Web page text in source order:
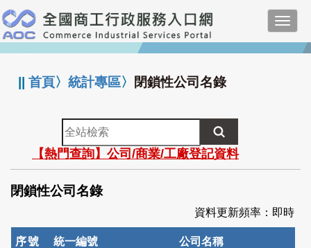
跳
到
主
要
:::
||首頁〉統計專區〉 閉鎖性公司名錄
全
站
檢
索
【熱門查詢】公司/商業/工廠登記資料
閉鎖性公司名錄
資料更新頻率：即時
序號 統一編號 公司名稱